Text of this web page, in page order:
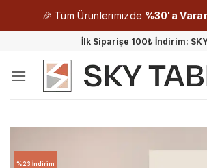
🎉 Tüm Ürünlerimizde %30'a
İlk Siparişe 100₺ İndirim:
%23 İndirim